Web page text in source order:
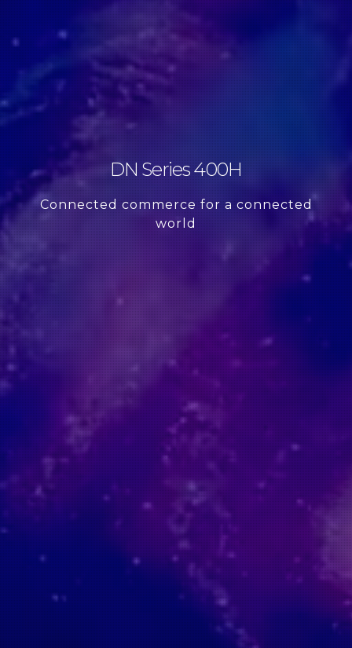
DN Series 400H
Connected commerce for a connected
world